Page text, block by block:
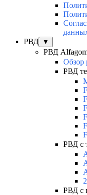
РВД
▼
РВД
Обзор
РВД
РВД с
РВД с